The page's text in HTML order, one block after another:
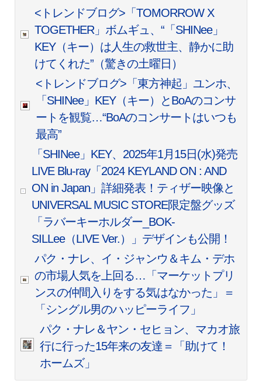
<トレンドブログ>「TOMORROW X
TOGETHER」ボムギュ、“「SHINee」
KEY（キー）は人生の救世主、静かに助
けてくれた”（驚きの土曜日）
<トレンドブログ>「東方神起」ユンホ、
「SHINee」KEY（キー）とBoAのコンサ
ートを観覧…“BoAのコンサートはいつも
最高”
「SHINee」KEY、2025年1月15日(水)発売
LIVE Blu-ray「2024 KEYLAND ON : AND
ON in Japan」詳細発表！ティザー映像と
UNIVERSAL MUSIC STORE限定盤グッズ
「ラバーキーホルダー_BOK-
SILLee（LIVE Ver.）」デザインも公開！
パク・ナレ、イ・ジャンウ＆キム・デホ
の市場人気を上回る…「マーケットプリ
ンスの仲間入りをする気はなかった」＝
「シングル男のハッピーライフ」
パク・ナレ＆ヤン・セヒョン、マカオ旅
行に行った15年来の友達＝「助けて！
ホームズ」